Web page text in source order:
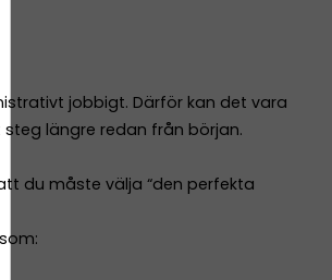
jobbigt. Därför kan det vara
längre redan från början.
du måste välja “den perfekta